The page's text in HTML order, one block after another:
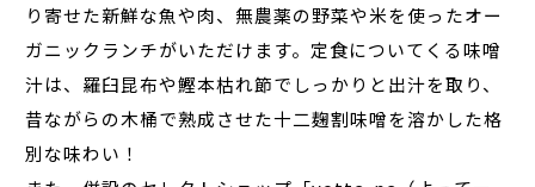
り寄せた新鮮な魚や肉、無農薬の野菜や米を使ったオー
ガニックランチがいただけます。定食についてくる味噌
汁は、羅臼昆布や鰹本枯れ節でしっかりと出汁を取り、
昔ながらの木桶で熟成させた十二麹割味噌を溶かした格
別な味わい！